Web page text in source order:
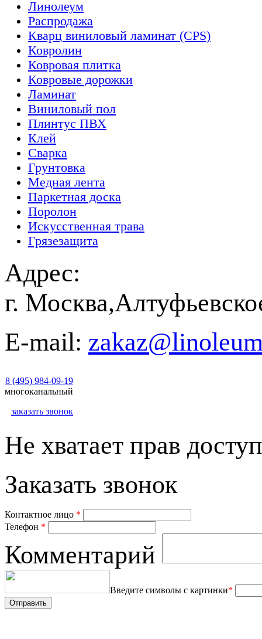
Линолеум
Распродажа
Кварц виниловый ламинат (CPS)
Ковролин
Ковровая плитка
Ковровые дорожки
Ламинат
Виниловый пол
Плинтус ПВХ
Клей
Сварка
Грунтовка
Медная лента
Паркетная доска
Поролон
Искусственная трава
Грязезащита
Адрес:
г.
E-mail:
8 (495) 984-09-19
многоканальный
заказать звонок
Не хватает прав
Заказать звонок
Контактное лицо *
Телефон *
Комментарий
Введите символы с картинки*